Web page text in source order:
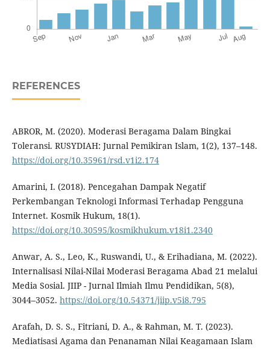
REFERENCES
ABROR, M. (2020). Moderasi Beragama Dalam Bingkai
Toleransi. RUSYDIAH: Jurnal Pemikiran Islam, 1(2), 137–148.
https://doi.org/10.35961/rsd.v1i2.174
Amarini, I. (2018). Pencegahan Dampak Negatif
Perkembangan Teknologi Informasi Terhadap Pengguna
Internet. Kosmik Hukum, 18(1).
https://doi.org/10.30595/kosmikhukum.v18i1.2340
Anwar, A. S., Leo, K., Ruswandi, U., & Erihadiana, M. (2022).
Internalisasi Nilai-Nilai Moderasi Beragama Abad 21 melalui
Media Sosial. JIIP - Jurnal Ilmiah Ilmu Pendidikan, 5(8),
3044–3052. https://doi.org/10.54371/jiip.v5i8.795
Arafah, D. S. S., Fitriani, D. A., & Rahman, M. T. (2023).
Mediatisasi Agama dan Penanaman Nilai Keagamaan Islam